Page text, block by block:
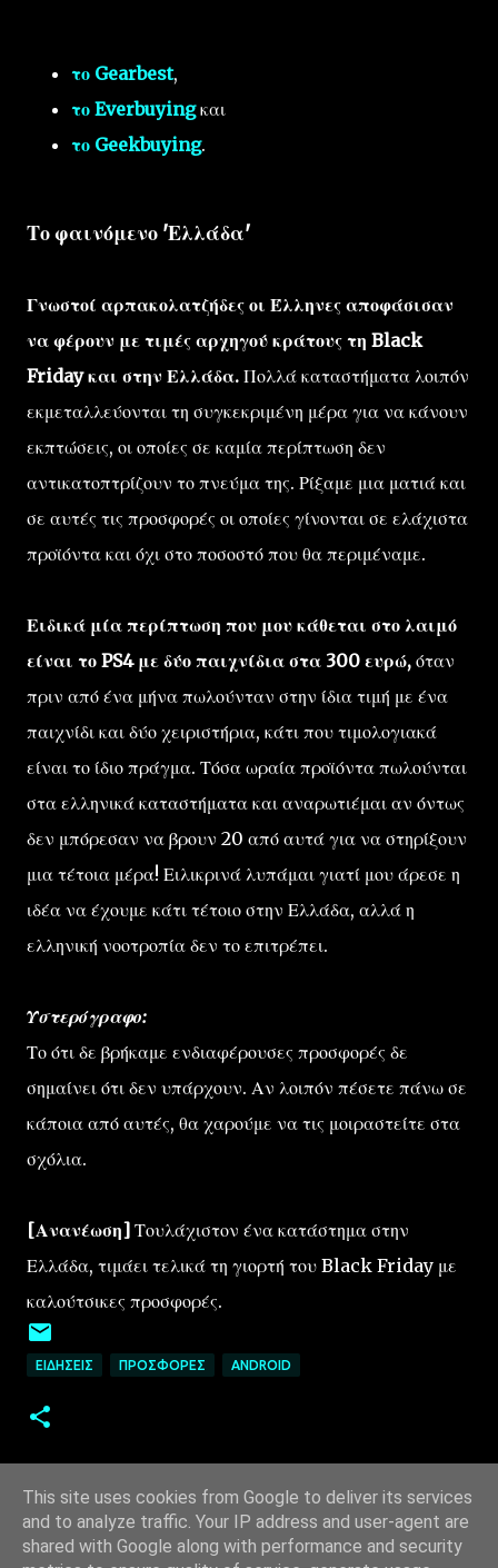
το Gearbest,
το Everbuyingκαι
το Geekbuying.
Το φαινόμενο 'Ελλάδα'
Γνωστοί αρπακολατζήδες οι Έλληνες αποφάσισαν
να φέρουν με τιμές αρχηγού κράτους τη Black
Friday και στην Ελλάδα. Πολλά καταστήματα λοιπόν
εκμεταλλεύονται τη συγκεκριμένη μέρα για να κάνουν
εκπτώσεις, οι οποίες σε καμία περίπτωση δεν
αντικατοπτρίζουν το πνεύμα της. Ρίξαμε μια ματιά και
σε αυτές τις προσφορές οι οποίες γίνονται σε ελάχιστα
προϊόντα και όχι στο ποσοστό που θα περιμέναμε.
Ειδικά μία περίπτωση που μου κάθεται στο λαιμό
είναι το PS4 με δύο παιχνίδια στα 300 ευρώ, όταν
πριν από ένα μήνα πωλούνταν στην ίδια τιμή με ένα
παιχνίδι και δύο χειριστήρια, κάτι που τιμολογιακά
είναι το ίδιο πράγμα. Τόσα ωραία προϊόντα πωλούνται
στα ελληνικά καταστήματα και αναρωτιέμαι αν όντως
δεν μπόρεσαν να βρουν 20 από αυτά για να στηρίξουν
μια τέτοια μέρα! Ειλικρινά λυπάμαι γιατί μου άρεσε η
ιδέα να έχουμε κάτι τέτοιο στην Ελλάδα, αλλά η
ελληνική νοοτροπία δεν το επιτρέπει.
Υστερόγραφο:
Το ότι δε βρήκαμε ενδιαφέρουσες προσφορές δε
σημαίνει ότι δεν υπάρχουν. Αν λοιπόν πέσετε πάνω σε
κάποια από αυτές, θα χαρούμε να τις μοιραστείτε στα
σχόλια.
[Ανανέωση] Τουλάχιστον ένα κατάστημα στην
Ελλάδα, τιμάει τελικά τη γιορτή του Black Friday με
καλούτσικες προσφορές.
ΕΙΔΉΣΕΙΣ ΠΡΟΣΦΟΡΈΣ ANDROID
This site uses cookies from Google to deliver its services
and to analyze traffic. Your IP address and user-agent are
shared with Google along with performance and security